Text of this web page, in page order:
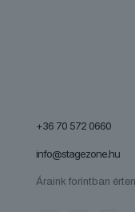
+36 70 572 0660
info@stagezone.hu
Áraink forintban